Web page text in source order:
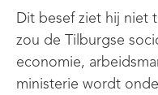
Dit besef ziet hij niet
zou de Tilburgse
economie,
ministerie wordt